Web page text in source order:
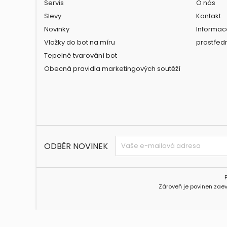
Servis
Slevy
Novinky
Vložky do bot na míru
Tepelné tvarování bot
Obecná pravidla marketingových soutěží
O nás
Kontakt
ODBĚR NOVINEK
Zároveň je povinen